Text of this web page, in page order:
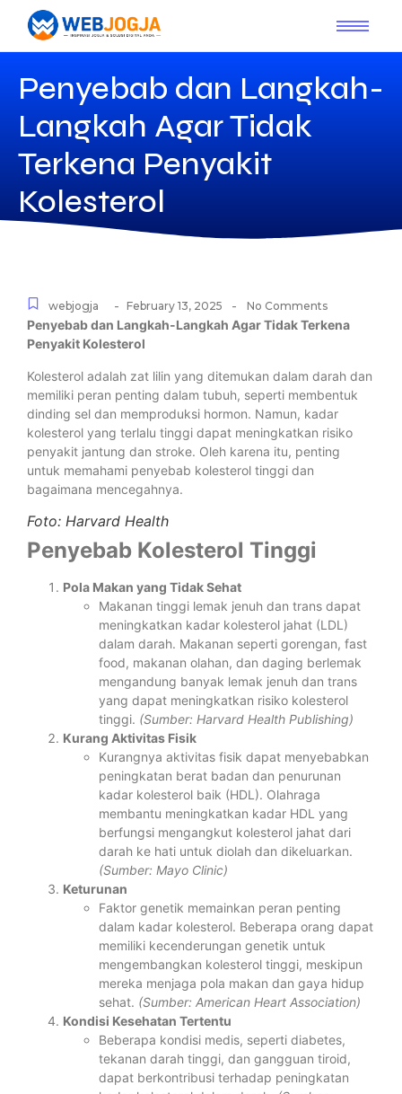
Penyebab dan Langkah-
Langkah Agar Tidak
Terkena Penyakit
Kolesterol
webjogja - February 13, 2025 - No Comments
Penyebab dan Langkah-Langkah Agar Tidak Terkena
Penyakit Kolesterol
Kolesterol adalah zat lilin yang ditemukan dalam darah dan
memiliki peran penting dalam tubuh, seperti membentuk
dinding sel dan memproduksi hormon. Namun, kadar
kolesterol yang terlalu tinggi dapat meningkatkan risiko
penyakit jantung dan stroke. Oleh karena itu, penting
untuk memahami penyebab kolesterol tinggi dan
bagaimana mencegahnya.
Foto: Harvard Health
Penyebab Kolesterol Tinggi
Pola Makan yang Tidak Sehat
Makanan tinggi lemak jenuh dan trans dapat
meningkatkan kadar kolesterol jahat (LDL)
dalam darah. Makanan seperti gorengan, fast
food, makanan olahan, dan daging berlemak
mengandung banyak lemak jenuh dan trans
yang dapat meningkatkan risiko kolesterol
tinggi. (Sumber: Harvard Health Publishing)
Kurang Aktivitas Fisik
Kurangnya aktivitas fisik dapat menyebabkan
peningkatan berat badan dan penurunan
kadar kolesterol baik (HDL). Olahraga
membantu meningkatkan kadar HDL yang
berfungsi mengangkut kolesterol jahat dari
darah ke hati untuk diolah dan dikeluarkan.
(Sumber: Mayo Clinic)
Keturunan
Faktor genetik memainkan peran penting
dalam kadar kolesterol. Beberapa orang dapat
memiliki kecenderungan genetik untuk
mengembangkan kolesterol tinggi, meskipun
mereka menjaga pola makan dan gaya hidup
sehat. (Sumber: American Heart Association)
Kondisi Kesehatan Tertentu
Beberapa kondisi medis, seperti diabetes,
tekanan darah tinggi, dan gangguan tiroid,
dapat berkontribusi terhadap peningkatan